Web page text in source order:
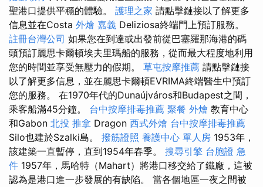
聖港口提供平穩的體驗。 護理之家 請點擊鏈接以了解更多
信息並在Costa 外燴 嘉義 Deliziosa終端門上預訂服務。
註冊台灣公司 如果您在到達或出發前從巴塞羅那海港的碼
頭預訂麗思卡爾頓埃夫里瑪船的服務，從而最大程度地利用
您的時間並享受無壓力的假期。 草屯按摩推薦 請點擊鏈接
以了解更多信息，並在麗思卡爾頓EVRIMA終端醫生中預訂
您的服務。 在1970年代的Dunaújváros和Budapest之間，
乘客船滿45分鐘。 台中按摩排毒推薦 聚餐 外燴 教育中心
和Gabon 北投 推拿 Dragon 西式外燴 台中按摩排毒推薦
Silo也建於Szalki島。 撥筋證照 養護中心 單人房 1953年，
該建築一直暫停，直到1954年春季。 搜尋引擎 台胞證 急
件 1957年，馬哈特（Mahart）將港口移交給了鐵廠，這被
認為是港口進一步發展的有缺陷。 當各個地區一夜之間被